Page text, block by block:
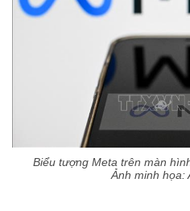
Biểu tượng Meta trên màn
Ảnh minh họa: